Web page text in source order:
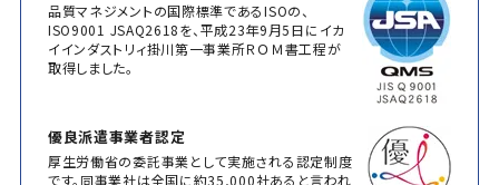
品質マネジメントの国際標準であるISOの、
ISO9001 JSAQ2618を、平成23年9月5日にイカ
イインダストリィ掛川第一事業所ＲＯＭ書工程が
取得しました。
優良派遣事業者認定
厚生労働省の委託事業として実施される認定制度
です。同事業社は全国に約35,000社あると言われ